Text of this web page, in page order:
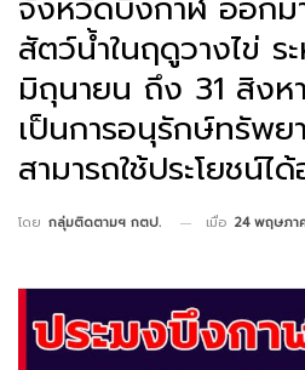
สัตว์น้ำในฤดูวางไข่ ร
มิถุนายน ถึง 31 สิง
เป็นการอนุรักษ์ทรัพย
สามารถใช้ประโยชน์ไ
โดย กลุ่มติดตามฯ กตป. เมื่อ 24 พฤษภา